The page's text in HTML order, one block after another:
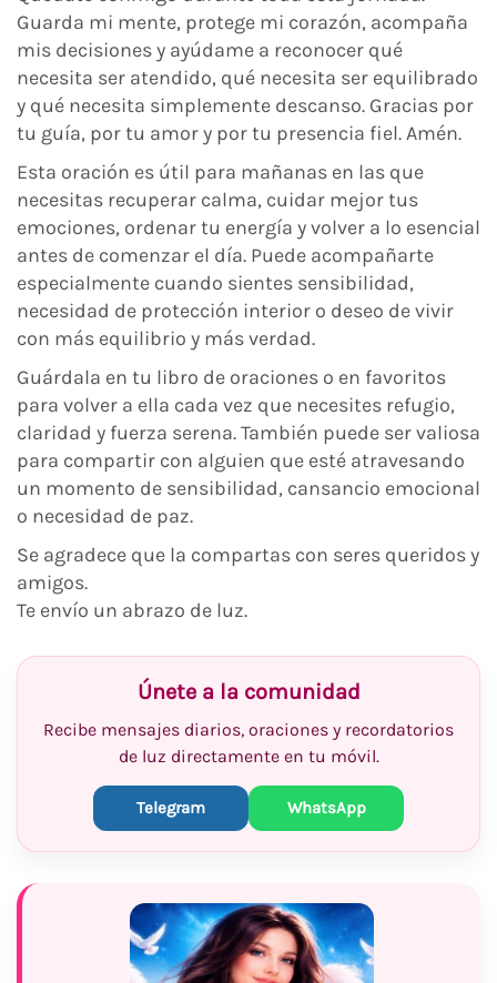
Guarda mi mente, protege mi corazón, acompaña
mis decisiones y ayúdame a reconocer qué
necesita ser atendido, qué necesita ser equilibrado
y qué necesita simplemente descanso. Gracias por
tu guía, por tu amor y por tu presencia fiel. Amén.
Esta oración es útil para mañanas en las que
necesitas recuperar calma, cuidar mejor tus
emociones, ordenar tu energía y volver a lo esencial
antes de comenzar el día. Puede acompañarte
especialmente cuando sientes sensibilidad,
necesidad de protección interior o deseo de vivir
con más equilibrio y más verdad.
Guárdala en tu libro de oraciones o en favoritos
para volver a ella cada vez que necesites refugio,
claridad y fuerza serena. También puede ser valiosa
para compartir con alguien que esté atravesando
un momento de sensibilidad, cansancio emocional
o necesidad de paz.
Se agradece que la compartas con seres queridos y
amigos.
Te envío un abrazo de luz.
Únete a la comunidad
Recibe mensajes diarios, oraciones y recordatorios
de luz directamente en tu móvil.
Telegram WhatsApp